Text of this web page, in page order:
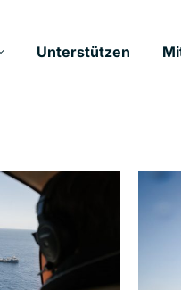
Unterstützen